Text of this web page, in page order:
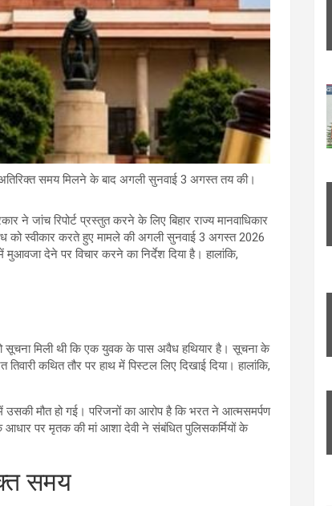
समय मिलने के बाद अगली सुनवाई 3 अगस्त तय की।
ने जांच रिपोर्ट प्रस्तुत करने के लिए बिहार राज्य मानवाधिकार
को स्वीकार करते हुए मामले की अगली सुनवाई 3 अगस्त 2026
देने पर विचार करने का निर्देश दिया है। हालांकि,
सूचना मिली थी कि एक युवक के पास अवैध हथियार है। सूचना के
कथित तौर पर हाथ में पिस्टल लिए दिखाई दिया। हालांकि,
मौत हो गई। परिजनों का आरोप है कि भरत ने आत्मसमर्पण
पर मृतक की मां आशा देवी ने संबंधित पुलिसकर्मियों के
समय